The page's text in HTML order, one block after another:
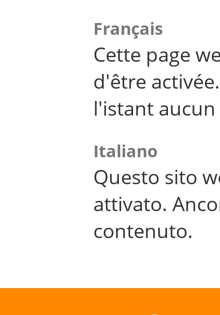
Français
Cette page
d'être
l'istant
Italiano
Questo sito
attivato.
contenuto.